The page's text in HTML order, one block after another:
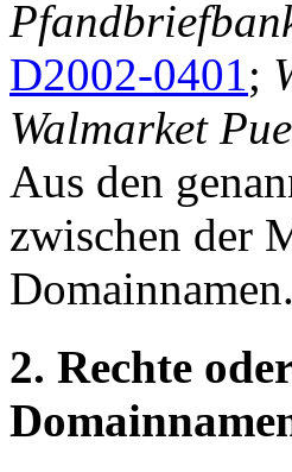
D2002-0401;
Walmarket
Aus den
zwischen der
Domainnamen.
2. Rechte